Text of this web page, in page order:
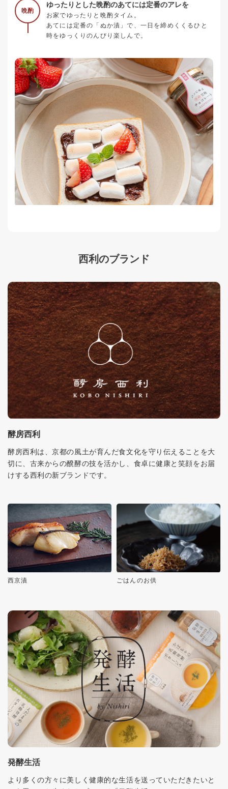
晩酌
ゆったりとした晩酌のあてには定番のアレを
お家でゆったりと晩酌タイム。
あてには定番の「ぬか漬」で、一日を締めくくるひと
時をゆっくりのんびり楽しんで。
西利のブランド
酵房西利
酵房西利は、京都の風土が育んだ食文化を守り伝えることを大
切に、古来からの醗酵の技を活かし、食卓に健康と笑顔をお届
けする西利の新ブランドです。
西京漬 ごはんのお供
発酵生活
より多くの方々に美しく健康的な生活を送っていただきたいと